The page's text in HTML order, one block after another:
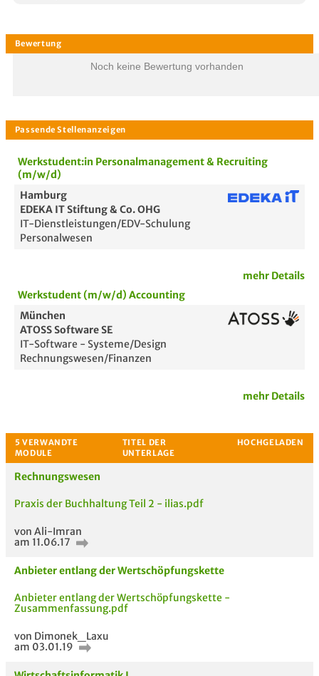
Noch keine Bewertung vorhanden
Werkstudent:in Personalmanagement & Recruiting
(m/w/d)
Hamburg
EDEKA IT Stiftung & Co. OHG
IT-Dienstleistungen/EDV-Schulung
Personalwesen
mehr Details
Werkstudent (m/w/d) Accounting
München
ATOSS Software SE
IT-Software - Systeme/Design
Rechnungswesen/Finanzen
mehr Details
Rechnungswesen
Praxis der Buchhaltung Teil 2 - ilias.pdf
von Ali-Imran
am 11.06.17
Anbieter entlang der Wertschöpfungskette
Anbieter entlang der Wertschöpfungskette -
Zusammenfassung.pdf
von Dimonek_Laxu
am 03.01.19